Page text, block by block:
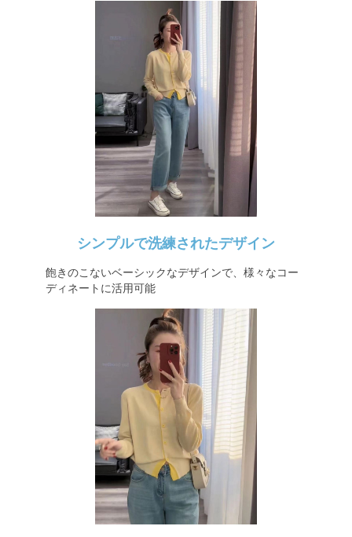
シンプルで洗練されたデザイン
飽きのこないベーシックなデザインで、様々なコー
ディネートに活用可能